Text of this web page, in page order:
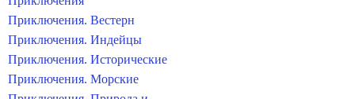
Приключения. Вестерн
Приключения. Индейцы
Приключения. Исторические
Приключения. Морские